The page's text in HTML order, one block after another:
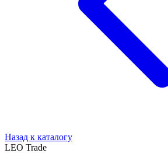
Назад к каталогу
LEO Trade